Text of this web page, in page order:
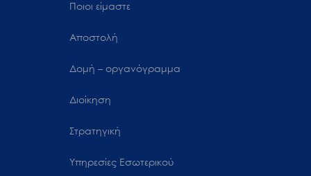
Ποιοι είμαστε
Αποστολή
Δομή – οργανόγραμμα
Διοίκηση
Στρατηγική
Υπηρεσίες Εσωτερικού